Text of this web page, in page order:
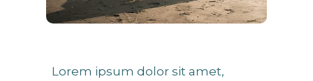
Lorem ipsum dolor sit amet,